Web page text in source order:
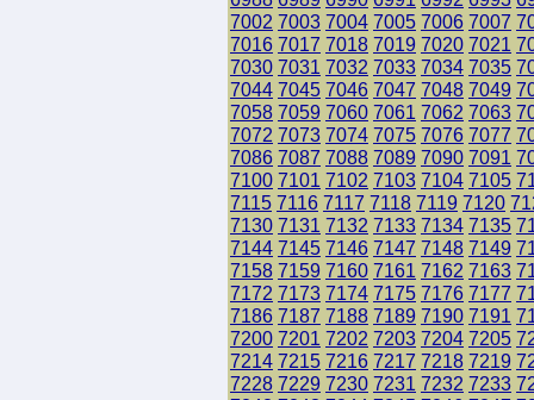
7002 7003 7004 7005 7006 7007
7016 7017 7018 7019 7020 7021
7030 7031 7032 7033 7034 7035
7044 7045 7046 7047 7048 7049
7058 7059 7060 7061 7062 7063
7072 7073 7074 7075 7076 7077
7086 7087 7088 7089 7090 7091
7100 7101 7102 7103 7104 7105
7115 7116 7117 7118 7119 7120
7130 7131 7132 7133 7134 7135
7144 7145 7146 7147 7148 7149
7158 7159 7160 7161 7162 7163
7172 7173 7174 7175 7176 7177
7186 7187 7188 7189 7190 7191
7200 7201 7202 7203 7204 7205
7214 7215 7216 7217 7218 7219
7228 7229 7230 7231 7232 7233